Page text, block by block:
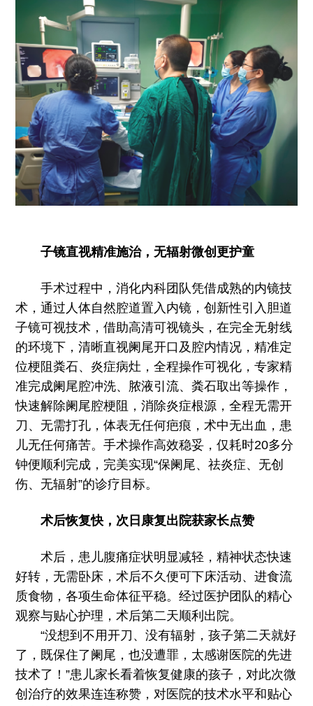
子镜直视精准施治，无辐射微创更护童
手术过程中，消化内科团队凭借成熟的内镜技
术，通过人体自然腔道置入内镜，创新性引入胆道
子镜可视技术，借助高清可视镜头，在完全无射线
的环境下，清晰直视阑尾开口及腔内情况，精准定
位梗阻粪石、炎症病灶，全程操作可视化，专家精
准完成阑尾腔冲洗、脓液引流、粪石取出等操作，
快速解除阑尾腔梗阻，消除炎症根源，全程无需开
刀、无需打孔，体表无任何疤痕，术中无出血，患
儿无任何痛苦。手术操作高效稳妥，仅耗时20多分
钟便顺利完成，完美实现“保阑尾、祛炎症、无创
伤、无辐射”的诊疗目标。
术后恢复快，次日康复出院获家长点赞
术后，患儿腹痛症状明显减轻，精神状态快速
好转，无需卧床，术后不久便可下床活动、进食流
质食物，各项生命体征平稳。经过医护团队的精心
观察与贴心护理，术后第二天顺利出院。
“没想到不用开刀、没有辐射，孩子第二天就好
了，既保住了阑尾，也没遭罪，太感谢医院的先进
技术了！”患儿家长看着恢复健康的孩子，对此次微
创治疗的效果连连称赞，对医院的技术水平和贴心